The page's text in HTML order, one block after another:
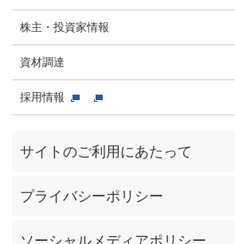
株主・投資家情報
資材調達
採用情報
サイトのご利用にあたって
プライバシーポリシー
ソーシャルメディアポリシー